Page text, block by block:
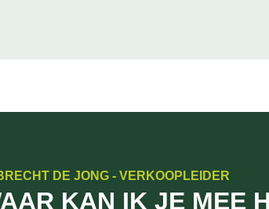
DE JONG - VERKOOPLEIDER
KAN IK JE MEE